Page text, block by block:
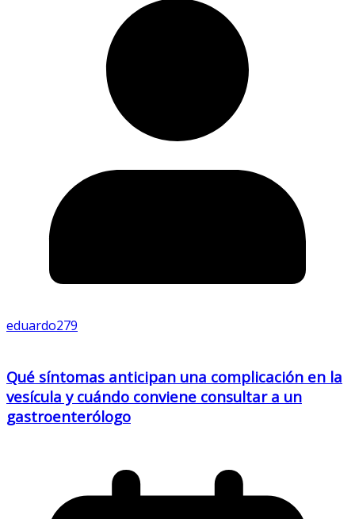
eduardo279
Qué síntomas anticipan una complicación en la
vesícula y cuándo conviene consultar a un
gastroenterólogo